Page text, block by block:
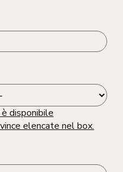
disponibile
elencate nel box.